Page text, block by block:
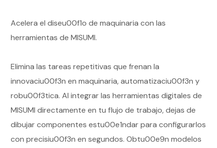
Acelera el diseu00f1o de maquinaria con las
herramientas de MISUMI.
Elimina las tareas repetitivas que frenan la
innovaciu00f3n en maquinaria, automatizaciu00f3n y
robu00f3tica. Al integrar las herramientas digitales de
MISUMI directamente en tu flujo de trabajo, dejas de
dibujar componentes estu00e1ndar para configurarlos
con precisiu00f3n en segundos. Obtu00e9n modelos